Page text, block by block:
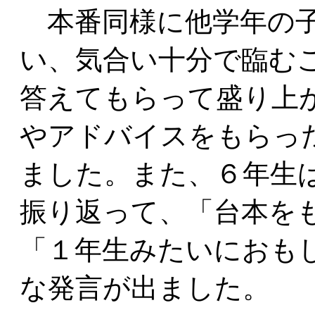
本番同様に他学年の
い、気合い十分で臨む
答えてもらって盛り上
やアドバイスをもらっ
ました。また、６年生
振り返って、「台本を
「１年生みたいにお
な発言が出ました。